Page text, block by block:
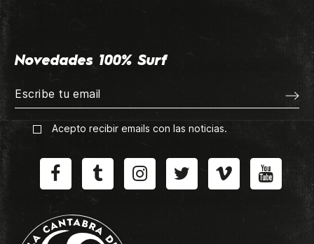
Novedades 100% Surf
Acepto recibir emails con las noticias.